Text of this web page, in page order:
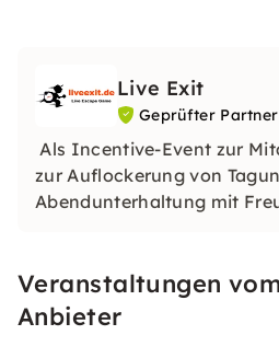
Live Exit
Geprüfter Partner
Als Incentive-Event zur
zur Auflockerung von
Abendunterhaltung mit
Veranstaltungen
Anbieter